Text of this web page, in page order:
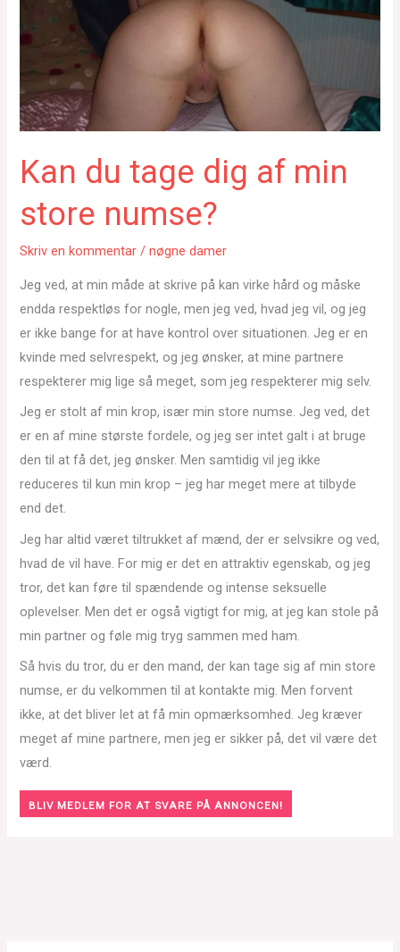
Kan du tage dig af min
store numse?
Skriv en kommentar /nøgne damer
Jeg ved, at min måde at skrive på kan virke hård og måske
endda respektløs for nogle, men jeg ved, hvad jeg vil, og jeg
er ikke bange for at have kontrol over situationen. Jeg er en
kvinde med selvrespekt, og jeg ønsker, at mine partnere
respekterer mig lige så meget, som jeg respekterer mig selv.
Jeg er stolt af min krop, især min store numse. Jeg ved, det
er en af mine største fordele, og jeg ser intet galt i at bruge
den til at få det, jeg ønsker. Men samtidig vil jeg ikke
reduceres til kun min krop – jeg har meget mere at tilbyde
end det.
Jeg har altid været tiltrukket af mænd, der er selvsikre og ved,
hvad de vil have. For mig er det en attraktiv egenskab, og jeg
tror, det kan føre til spændende og intense seksuelle
oplevelser. Men det er også vigtigt for mig, at jeg kan stole på
min partner og føle mig tryg sammen med ham.
Så hvis du tror, du er den mand, der kan tage sig af min store
numse, er du velkommen til at kontakte mig. Men forvent
ikke, at det bliver let at få min opmærksomhed. Jeg kræver
meget af mine partnere, men jeg er sikker på, det vil være det
værd.
BLIV MEDLEM FOR AT SVARE PÅ ANNONCEN!